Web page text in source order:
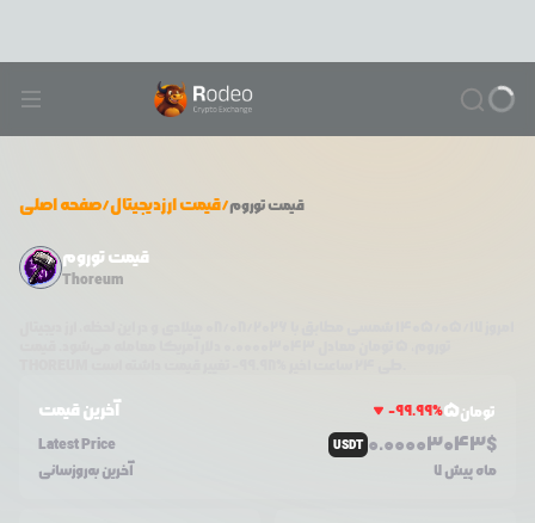
صفحه اصلی/قیمت ارزدیجیتال/ قیمتتوروم
قیمت توروم
Thoreum
آخرین قیمت -99.99%5تومان
Latest Price
USDT 0.00003043$
آخرین به‌روزسانی 7 ماه پیش